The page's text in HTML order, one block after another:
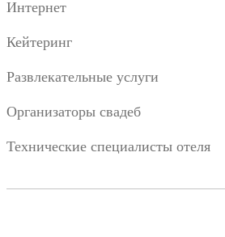
Интернет
Кейтеринг
Развлекательные услуги
Организаторы свадеб
Технические специалисты отеля